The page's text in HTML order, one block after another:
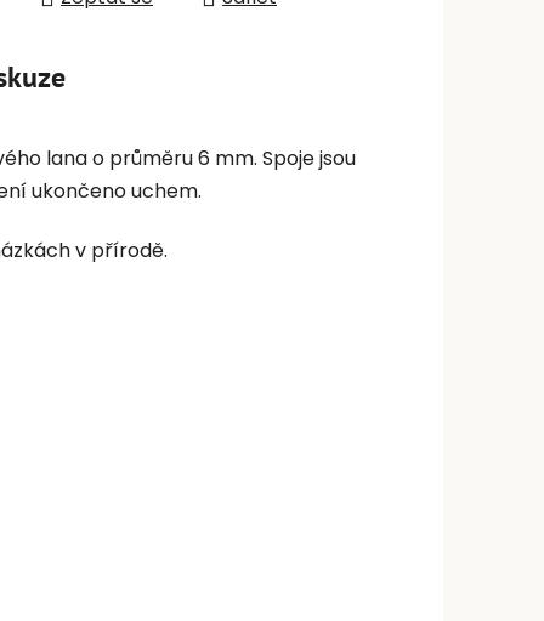
lana o průměru 6 mm. Spoje jsou
ukončeno uchem.
v přírodě.